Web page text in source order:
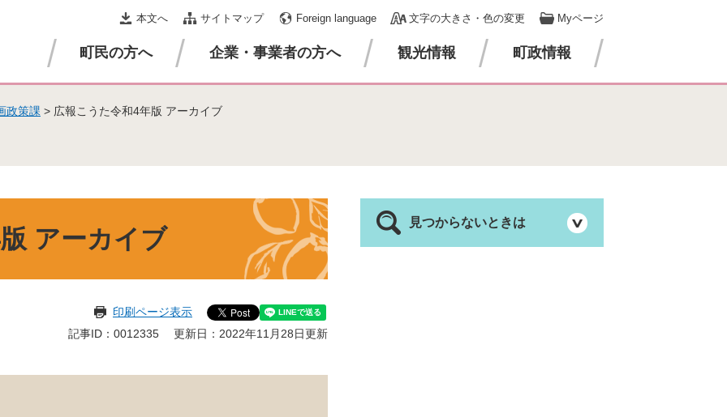
本文へ サイトマップ Foreign language 文字の大きさ・色の変更 Myページ
町民の方へ 企業・事業者の方へ 観光情報 町政情報
政策課 > 広報こうた令和4年版 アーカイブ
アーカイブ
印刷ページ表示
記事ID：0012335
更新日：2022年11月28日更新
見つからないときは